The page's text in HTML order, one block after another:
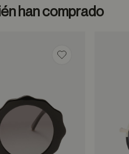
han comprado
Guardar en